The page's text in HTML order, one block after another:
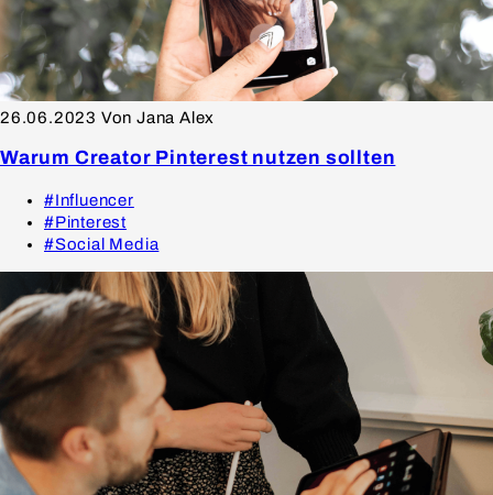
26.06.2023 Von Jana Alex
Warum Creator Pinterest nutzen sollten
#Influencer
#Pinterest
#Social Media